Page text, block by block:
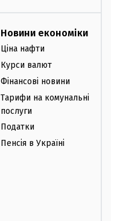
Новини економіки
Ціна нафти
Курси валют
Фінансові новини
Тарифи на комунальні
послуги
Податки
Пенсія в Україні